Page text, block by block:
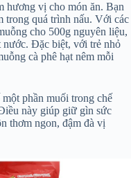
hương vị cho món ăn. Bạn
trong quá trình nấu. Với các
cho 500g nguyên liệu,
nước. Đặc biệt, với trẻ nhỏ
cà phê hạt nêm mỗi
phần muối trong chế
này giúp giữ gìn sức
thơm ngon, đậm đà vị